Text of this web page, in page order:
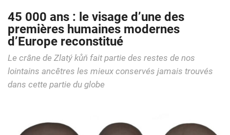
45 000 ans : le visage d’une des
premières humaines modernes
d’Europe reconstitué
Le crâne de Zlatý kůň fait partie des restes de nos
lointains ancêtres les mieux conservés jamais trouvés
dans cette partie du globe